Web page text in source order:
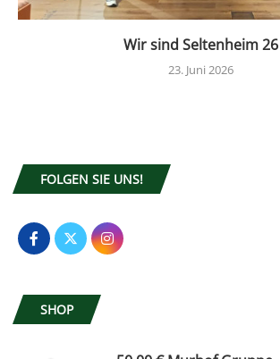
Wir sind Seltenheim 26
23. Juni 2026
FOLGEN SIE UNS!
SHOP